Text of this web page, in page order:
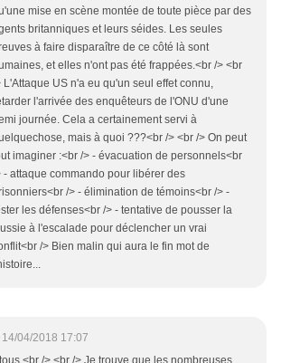
mise en scène montée de toute pièce par des
britanniques et leurs séides. Les seules
à faire disparaître de ce côté là sont
et elles n'ont pas été frappées.<br /> <br
L'Attaque US n'a eu qu'un seul effet connu,
l'arrivée des enquêteurs de l'ONU d'une
journée. Cela a certainement servi à
mais à quoi ???<br /> <br /> On peut
imaginer :<br /> - évacuation de personnels<br
- attaque commando pour libérer des
/> - élimination de témoins<br /> -
les défenses<br /> - tentative de pousser la
à l'escalade pour déclencher un vrai
/> Bien malin qui aura le fin mot de
14/04/2018 17:07
/> <br /> Je trouve que les nombreuses